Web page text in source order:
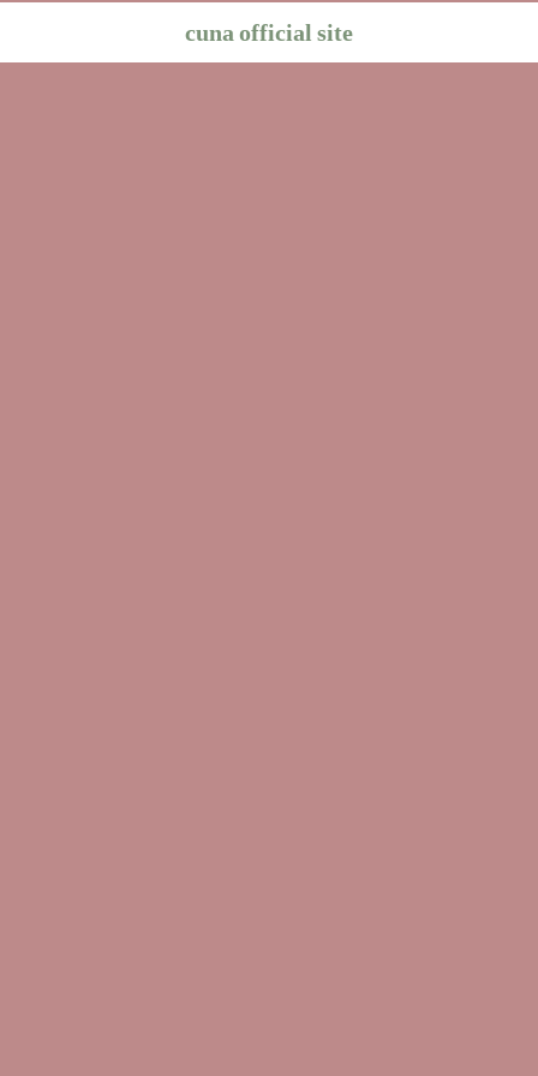
cuna official site